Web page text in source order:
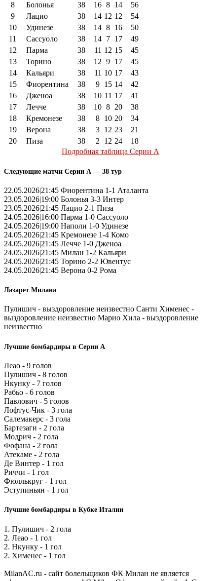
8
Болонья 38 16 8 14
56
9
Лацио 38 14 12 12
54
10
Удинезе 38 14 8 16
50
11
Сассуоло 38 14 7 17
49
12
Парма 38 11 12 15
45
13
Торино 38 12 9 17
45
14
Кальяри 38 11 10 17
43
15
Фиорентина 38 9 15 14
42
16
Дженоа 38 10 11 17
41
17
Лечче 38 10 8 20
38
18
Кремонезе 38 8 10 20
34
19
Верона 38 3 12 23
21
20
Пиза 38 2 12 24
18
Подробная таблица Серии А
Следующие матчи Серии А — 38 тур
22.05.2026|21:45 Фиорентина 1-1 Аталанта
23.05.2026|19:00 Болонья 3-3 Интер
23.05.2026|21:45 Лацио 2-1 Пиза
24.05.2026|16:00 Парма 1-0 Сассуоло
24.05.2026|19:00 Наполи 1-0 Удинезе
24.05.2026|21:45 Кремонезе 1-4 Комо
24.05.2026|21:45 Лечче 1-0 Дженоа
24.05.2026|21:45 Милан 1-2 Кальяри
24.05.2026|21:45 Торино 2-2 Ювентус
24.05.2026|21:45 Верона 0-2 Рома
Лазарет Милана
Пулишич - выздоровление неизвестно Санти Хименес -
выздоровление неизвестно Марио Хила - выздоровление
неизвестно
Лучшие бомбардиры в Серии А
Леао - 9 голов
Пулишич - 8 голов
Нкунку - 7 голов
Рабьо - 6 голов
Павлович - 5 голов
Лофтус-Чик - 3 гола
Салемакерс - 3 гола
Бартезаги - 2 гола
Модрич - 2 гола
Фофана - 2 гола
Атекаме - 2 гола
Де Винтер - 1 гол
Риччи - 1 гол
Фюллькруг - 1 гол
Эступиньян - 1 гол
Лучшие бомбардиры в Кубке Италии
1. Пулишич - 2 гола
2. Леао - 1 гол
2. Нкунку - 1 гол
2. Хименес - 1 гол
MilanAC.ru - сайт болельщиков ФК Милан не является